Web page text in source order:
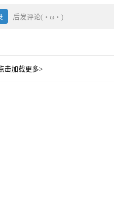
后发评论(・ω・)
击加载更多>